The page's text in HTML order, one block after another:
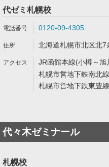
代ゼミ札幌校
0120-09-4305
北海道札幌市北区北7
JR函館本線(小樽～
札幌市営地下鉄南北
札幌市営地下鉄東豊
代々木ゼミナール
札幌校